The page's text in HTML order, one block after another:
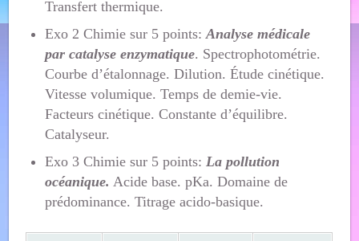
Transfert thermique.
Exo 2 Chimie sur 5 points:Analyse médicale
par catalyse enzymatique. Spectrophotométrie.
Courbe d’étalonnage. Dilution. Étude cinétique.
Vitesse volumique. Temps de demie-vie.
Facteurs cinétique. Constante d’équilibre.
Catalyseur.
Exo 3 Chimie sur 5 points:La pollution
océanique. Acide base. pKa. Domaine de
prédominance. Titrage acido-basique.